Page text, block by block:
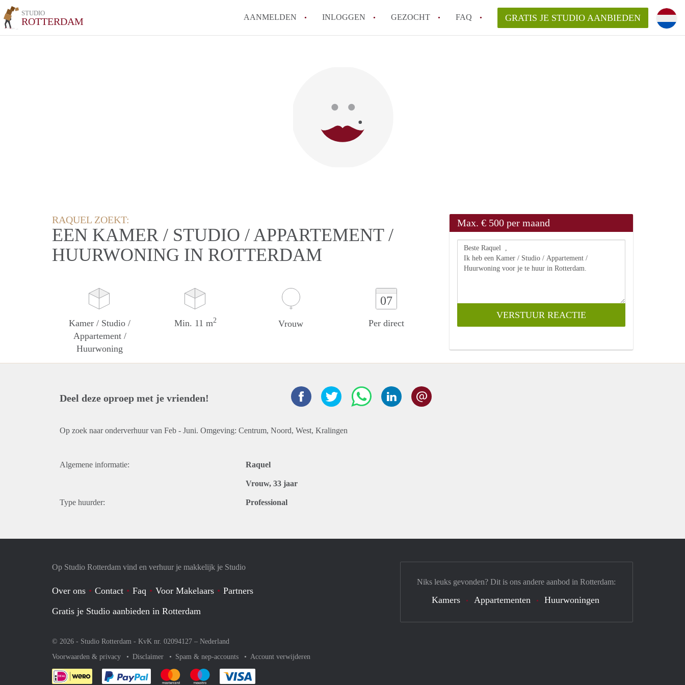
STUDIO
ROTTERDAM AANMELDEN INLOGGEN GEZOCHT FAQ GRATIS JE STUDIO AANBIEDEN
RAQUEL ZOEKT:
EEN KAMER / STUDIO / APPARTEMENT /
HUURWONING IN ROTTERDAM
Kamer / Studio /
Appartement /
Huurwoning
Min. 11 m2 Vrouw
07
Per direct
Max. € 500 per maand
Deel deze oproep met je vrienden!
Op zoek naar onderverhuur van Feb - Juni. Omgeving: Centrum, Noord, West, Kralingen
Algemene informatie: Raquel
Vrouw, 33 jaar
Type huurder: Professional
Op Studio Rotterdam vind en verhuur je makkelijk je Studio
Over ons Contact Faq Voor Makelaars
Partners
Gratis je Studio aanbieden in Rotterdam
© 2026 - Studio Rotterdam - KvK nr. 02094127 – Nederland
Voorwaarden & privacy
Disclaimer Spam & nep-accounts Account verwijderen
Je rekent gemakkelijk af met Paypal
Je rekent gemakkelijk af met Mastercard
Je rekent gemakkelijk af met Meastro
Niks leuks gevonden? Dit is ons andere aanbod in Rotterdam:
Kamers Appartementen Huurwoningen